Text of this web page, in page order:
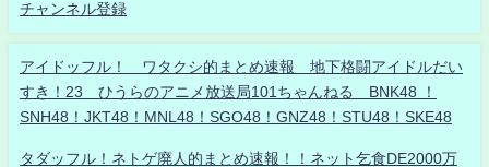
チャンネル登録
アイドッフル！ ワタクシ的まとめ速報 地下格闘アイドルだい
すき！23 ひうらのアニメ放送局101ちゃんねる BNK48 ！
SNH48！JKT48！MNL48！SGO48！GNZ48！STU48！SKE48
タダッフル！ネトゲ廃人的まとめ速報！！ネット乞食DE2000万